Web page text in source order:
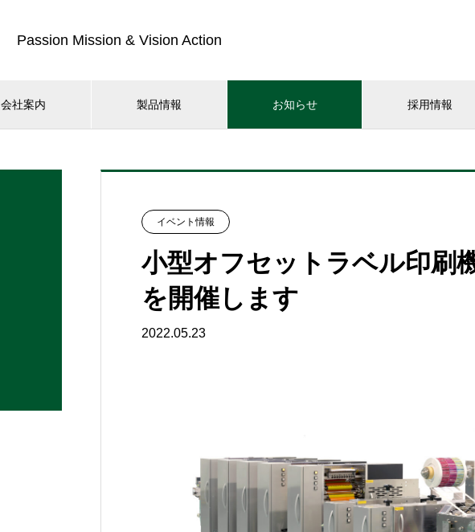
Passion Mission & Vision Action
会社案内 製品情報 お知らせ 採用情報
イベント情報
小型オフセットラベル印刷
を開催します
2022.05.23